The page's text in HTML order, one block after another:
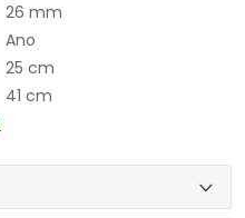
26 mm
Ano
25 cm
41 cm